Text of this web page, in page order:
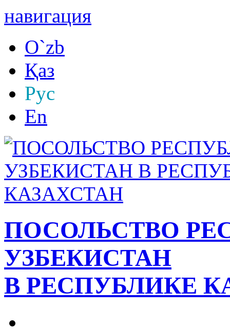
навигация
O`zb
Қаз
Рус
En
ПОСОЛЬСТВО
УЗБЕКИСТАН
В РЕСПУБЛИКЕ